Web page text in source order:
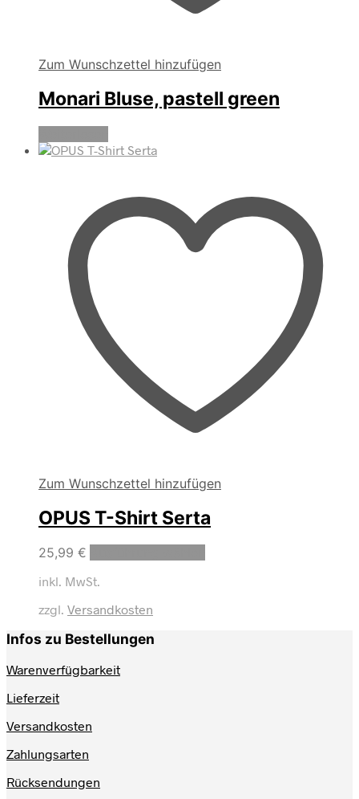
Zum Wunschzettel hinzufügen
Monari Bluse, pastell green
Zum Wunschzettel hinzufügen
OPUS T-Shirt Serta
25,99 €
inkl. MwSt.
zzgl. Versandkosten
Infos zu Bestellungen
Warenverfügbarkeit
Lieferzeit
Versandkosten
Zahlungsarten
Rücksendungen